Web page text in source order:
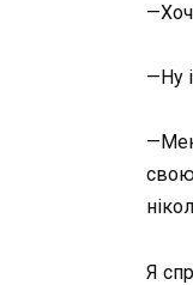
—Ну
свою
Я